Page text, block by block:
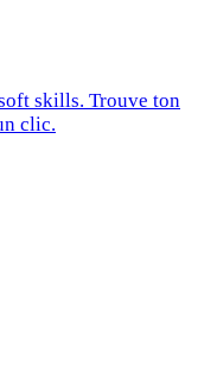
skills. Trouve ton
clic.